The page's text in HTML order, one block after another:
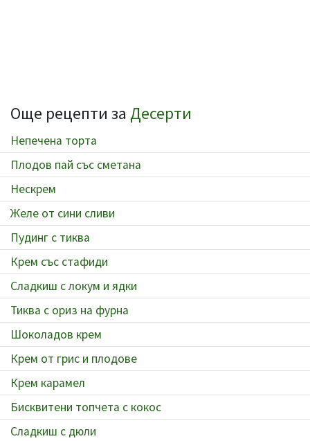
Още рецепти за Десерти
Непечена торта
Плодов пай със сметана
Нескрем
Желе от сини сливи
Пудинг с тиква
Крем със стафиди
Сладкиш с локум и ядки
Тиква с ориз на фурна
Шоколадов крем
Крем от грис и плодове
Крем карамел
Бисквитени топчета с кокос
Сладкиш с дюли